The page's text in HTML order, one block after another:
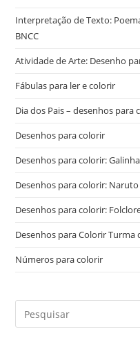
Interpretação de Texto:
BNCC
Atividade de Arte: Desenho
Fábulas para ler e colorir
Dia dos Pais – desenhos para
Desenhos para colorir
Desenhos para colorir:
Desenhos para colorir: Naruto
Desenhos para colorir:
Desenhos para Colorir Turma
Números para colorir